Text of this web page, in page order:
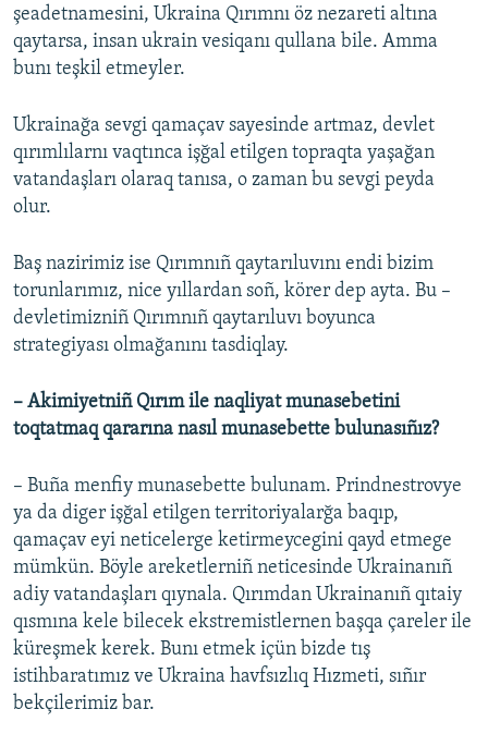
şeadetnamesini, Ukraina Qırımnı öz nezareti altına
qaytarsa, insan ukrain vesiqanı qullana bile. Amma
bunı teşkil etmeyler.
Ukrainağa sevgi qamaçav sayesinde artmaz, devlet
qırımlılarnı vaqtınca işğal etilgen topraqta yaşağan
vatandaşları olaraq tanısa, o zaman bu sevgi peyda
olur.
Baş nazirimiz ise Qırımnıñ qaytarıluvını endi bizim
torunlarımız, nice yıllardan soñ, körer dep ayta. Bu –
devletimizniñ Qırımnıñ qaytarıluvı boyunca
strategiyası olmağanını tasdiqlay.
– Akimiyetniñ Qırım ile naqliyat munasebetini
toqtatmaq qararına nasıl munasebette bulunasıñız?
– Buña menfiy munasebette bulunam. Prindnestrovye
ya da diger işğal etilgen territoriyalarğa baqıp,
qamaçav eyi neticelerge ketirmeycegini qayd etmege
mümkün. Böyle areketlerniñ neticesinde Ukrainanıñ
adiy vatandaşları qıynala. Qırımdan Ukrainanıñ qıtaiy
qısmına kele bilecek ekstremistlernen başqa çareler ile
küreşmek kerek. Bunı etmek içün bizde tış
istihbaratımız ve Ukraina havfsızlıq Hızmeti, sıñır
bekçilerimiz bar.